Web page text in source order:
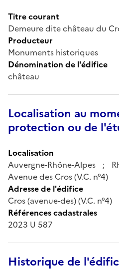
Titre courant
Demeure dite château du
Producteur
Monuments historiques
Dénomination de l'édifice
château
Localisation au
protection ou de
Localisation
Auvergne-Rhône-Alpes
Avenue des Cros (V.C. n°4)
Adresse de l'édifice
Cros (avenue-des) (V.C. n°4)
Références cadastrales
2023 U 587
Historique de